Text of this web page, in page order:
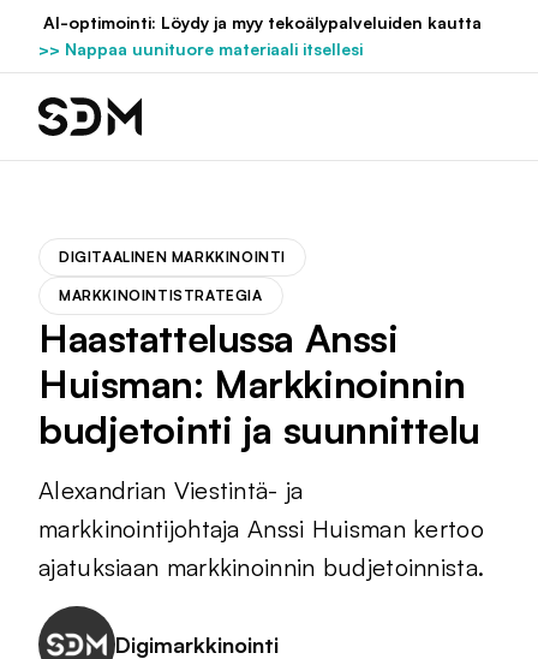
Hyppää
sisältöön
AI-optimointi: Löydy ja myy tekoälypalveluiden kautta
>> Nappaa uunituore materiaali itsellesi
DIGITAALINEN MARKKINOINTI
MARKKINOINTISTRATEGIA
Haastattelussa Anssi
Huisman: Markkinoinnin
budjetointi ja suunnittelu
Alexandrian Viestintä- ja
markkinointijohtaja Anssi Huisman kertoo
ajatuksiaan markkinoinnin budjetoinnista.
Digimarkkinointi